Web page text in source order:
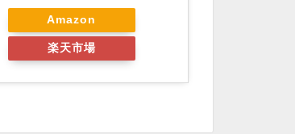
Amazon
楽天市場